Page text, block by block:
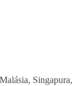
Singapura,